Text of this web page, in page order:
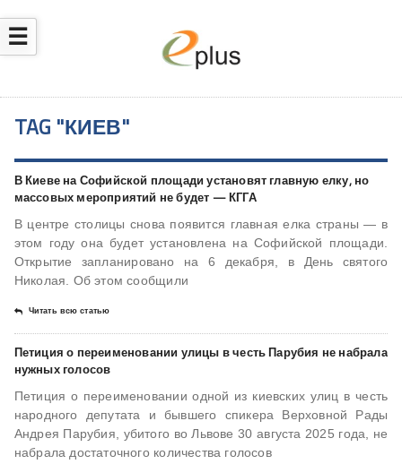
☰
TAG "КИЕВ"
В Киеве на Софийской площади установят главную елку, но
массовых мероприятий не будет — КГГА
В центре столицы снова появится главная елка страны — в
этом году она будет установлена на Софийской площади.
Открытие запланировано на 6 декабря, в День святого
Николая. Об этом сообщили
Читать всю статью
Петиция о переименовании улицы в честь Парубия не набрала
нужных голосов
Петиция о переименовании одной из киевских улиц в честь
народного депутата и бывшего спикера Верховной Рады
Андрея Парубия, убитого во Львове 30 августа 2025 года, не
набрала достаточного количества голосов